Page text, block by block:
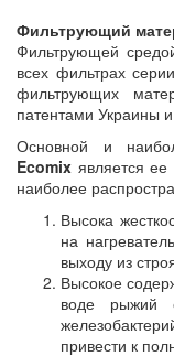
Фильтрующий
Фильтрующей
всех фильтрах серии
фильтрующих
патентами Украины
Основной и
Ecomix является ее
наиболее
Высока
на
выходу из
Высокое
воде рыжий
привести к